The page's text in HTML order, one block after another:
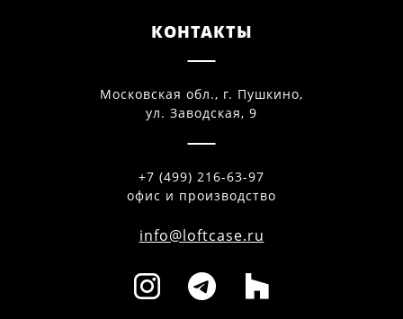
КОНТАКТЫ
Московская обл., г. Пушкино,
ул. Заводская, 9
+7 (499) 216-63-97
офис и производство
info@loftcase.ru